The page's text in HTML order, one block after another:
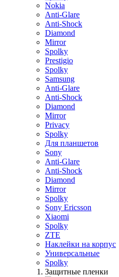
Nokia
Anti-Glare
Anti-Shock
Diamond
Mirror
Spolky
Prestigio
Spolky
Samsung
Anti-Glare
Anti-Shock
Diamond
Mirror
Privacy
Spolky
Для планшетов
Sony
Anti-Glare
Anti-Shock
Diamond
Mirror
Spolky
Sony Ericsson
Xiaomi
Spolky
ZTE
Наклейки на корпус
Универсальные
Spolky
Защитные пленки